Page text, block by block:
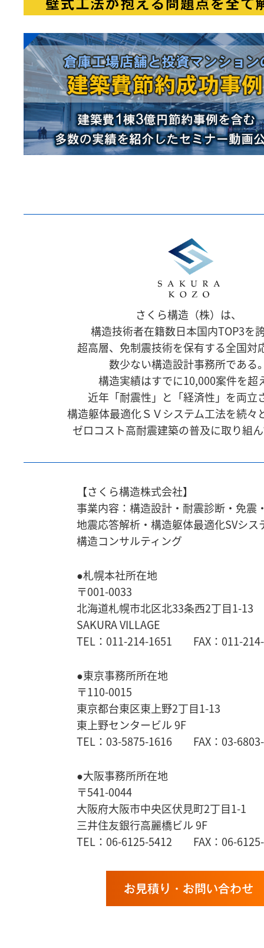
さくら構造（株）は、
構造技術者在籍数日本国内TOP3を
超高層、免制震技術を保有する全国対
数少ない構造設計事務所である
構造実績はすでに10,000案件を超
近年「耐震性」と「経済性」を両立
構造躯体最適化ＳＶシステム工法を続々
ゼロコスト高耐震建築の普及に取り組
【さくら構造株式会社】
事業内容：構造設計・耐震診断・免震
地震応答解析・ 構造躯体最適化SVシス
構造コンサルティング
●札幌本社所在地
〒001-0033
北海道札幌市北区北33条西2丁目1-13
SAKURA VILLAGE
TEL：011-214-1651 FAX：011-
●東京事務所所在地
〒110-0015
東京都台東区東上野2丁目1-13
東上野センタービル 9F
TEL：03-5875-1616 FAX：03-
●大阪事務所所在地
〒541-0044
大阪府大阪市中央区伏見町2丁目1-1
三井住友銀行高麗橋ビル 9F
TEL：06-6125-5412 FAX：06-
お見積り・お問い合わせ